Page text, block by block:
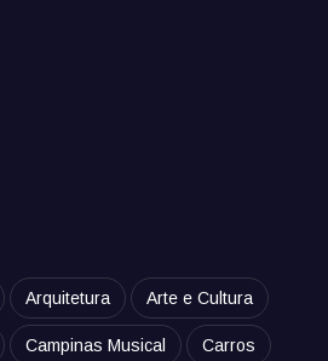
Arquitetura Arte e Cultura
Campinas Musical Carros